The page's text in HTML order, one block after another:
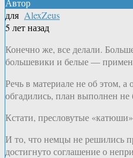
для AlexZeus
5 лет назад
Конечно же, все делали.
большевики и белые —
Речь в материале не об этом,
обгадились, план выполнен не
Кстати, пресловутые
И то, что немцы не решились
достигнуто соглашение о